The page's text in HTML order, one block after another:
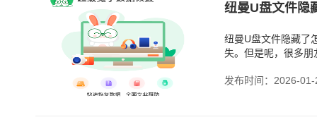
纽曼U盘文件隐
纽曼U盘文件隐藏了
失。但是呢，很多
发布时间：2026-01-